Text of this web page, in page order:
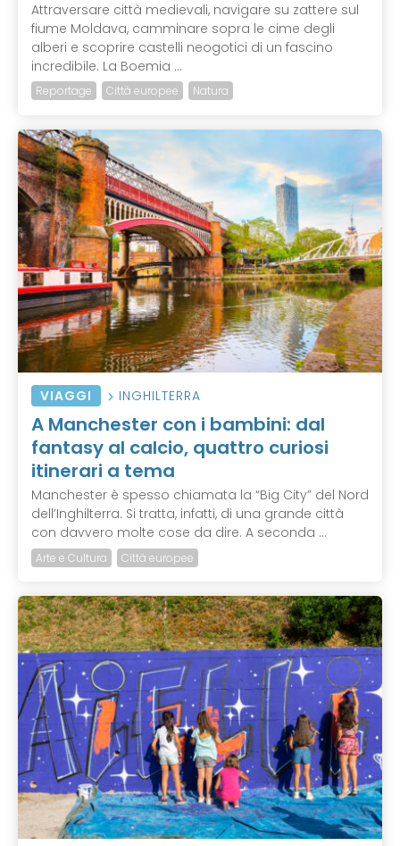
Attraversare città medievali, navigare su zattere sul
fiume Moldava, camminare sopra le cime degli
alberi e scoprire castelli neogotici di un fascino
incredibile. La Boemia ...
Reportage Città europee Natura
VIAGGI INGHILTERRA
A Manchester con i bambini: dal
fantasy al calcio, quattro curiosi
itinerari a tema
Manchester è spesso chiamata la “Big City” del Nord
dell’Inghilterra. Si tratta, infatti, di una grande città
con davvero molte cose da dire. A seconda ...
Arte e Cultura Città europee